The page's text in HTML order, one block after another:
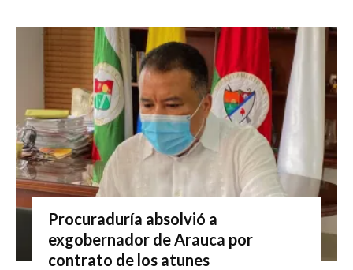
Procuraduría absolvió a
exgobernador de Arauca por
contrato de los atunes